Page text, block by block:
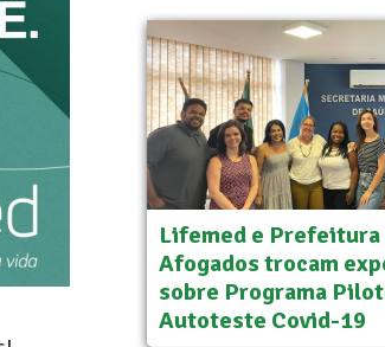
Lifemed e Prefeitura
Afogados trocam
sobre Programa
Autoteste Covid-19